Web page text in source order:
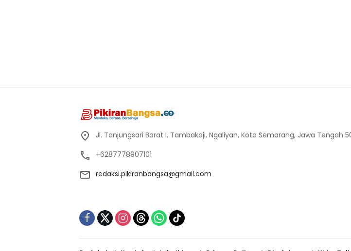
Jl. Tanjungsari Barat I, Tambakaji, Ngaliyan, Kota Semarang, Jawa Tengah
+6287778907101
redaksi.pikiranbangsa@gmail.com